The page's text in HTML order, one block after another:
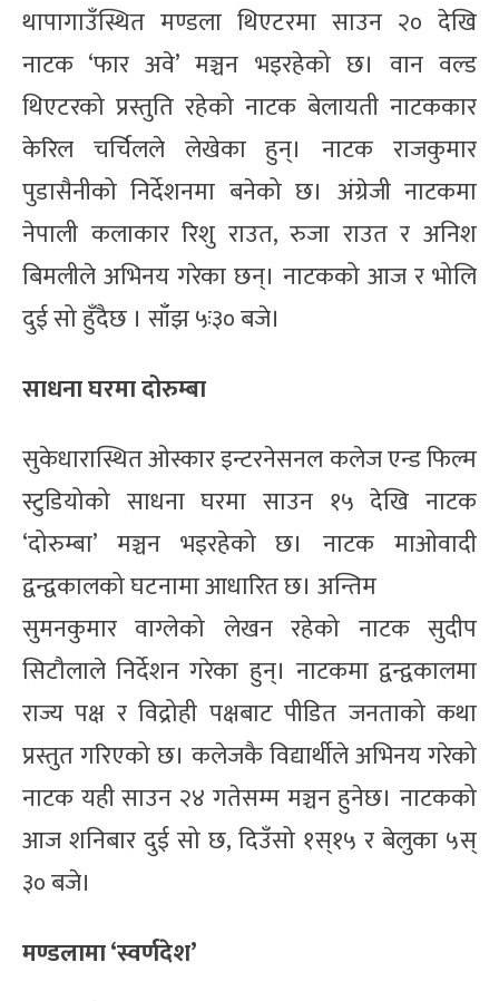
थापागाउँस्थित मण्डला थिएटरमा साउन २० देखि
नाटक ‘फार अवे’ मञ्चन भइरहेको छ। वान वल्ड
थिएटरको प्रस्तुति रहेको नाटक बेलायती नाटककार
केरिल चर्चिलले लेखेका हुन्। नाटक राजकुमार
पुडासैनीको निर्देशनमा बनेको छ। अंग्रेजी नाटकमा
नेपाली कलाकार रिशु राउत, रुजा राउत र अनिश
बिमलीले अभिनय गरेका छन्। नाटकको आज र भोलि
दुई सो हुँदैछ । साँझ ५ः३० बजे।
साधना घरमा दोरुम्बा
सुकेधारास्थित ओस्कार इन्टरनेसनल कलेज एन्ड फिल्म
स्टुडियोको साधना घरमा साउन १५ देखि नाटक
‘दोरुम्बा’ मञ्चन भइरहेको छ। नाटक माओवादी
द्वन्द्वकालको घटनामा आधारित छ। अन्तिम
सुमनकुमार वाग्लेको लेखन रहेको नाटक सुदीप
सिटौलाले निर्देशन गरेका हुन्। नाटकमा द्वन्द्वकालमा
राज्य पक्ष र विद्रोही पक्षबाट पीडित जनताको कथा
प्रस्तुत गरिएको छ। कलेजकै विद्यार्थीले अभिनय गरेको
नाटक यही साउन २४ गतेसम्म मञ्चन हुनेछ। नाटकको
आज शनिबार दुई सो छ, दिउँसो १स्१५ र बेलुका ५स्
३० बजे।
मण्डलामा ‘स्वर्णदेश’